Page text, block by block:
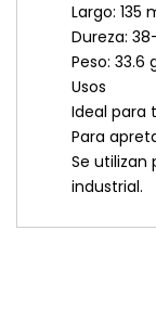
Largo: 135
Dureza:
Peso: 33.6
Usos
Ideal para
Para
Se
industrial.